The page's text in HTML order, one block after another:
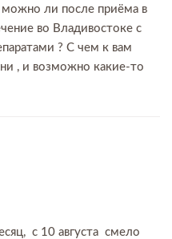
можно ли после приёма в
во Владивостоке с
? С чем к вам
, и возможно какие-то
с 10 августа смело